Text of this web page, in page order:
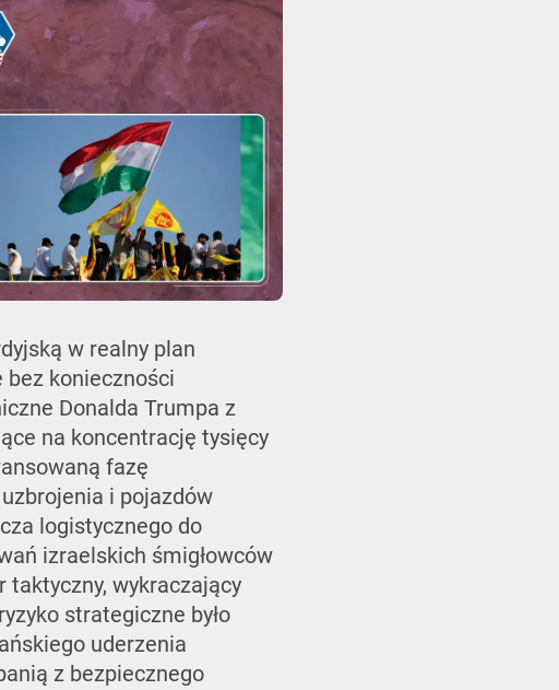
w realny plan
bez konieczności
Donalda Trumpa z
na koncentrację tysięcy
fazę
i pojazdów
logistycznego do
izraelskich śmigłowców
taktyczny, wykraczający
strategiczne było
uderzenia
z bezpiecznego